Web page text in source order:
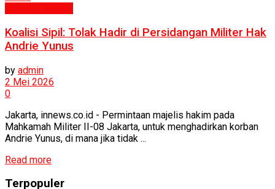
Koalisi Sipil: Tolak Hadir di Persidangan Militer Hak
Andrie Yunus
by admin
2 Mei 2026
0
Jakarta, innews.co.id - Permintaan majelis hakim pada
Mahkamah Militer II-08 Jakarta, untuk menghadirkan korban
Andrie Yunus, di mana jika tidak ...
Read more
Terpopuler